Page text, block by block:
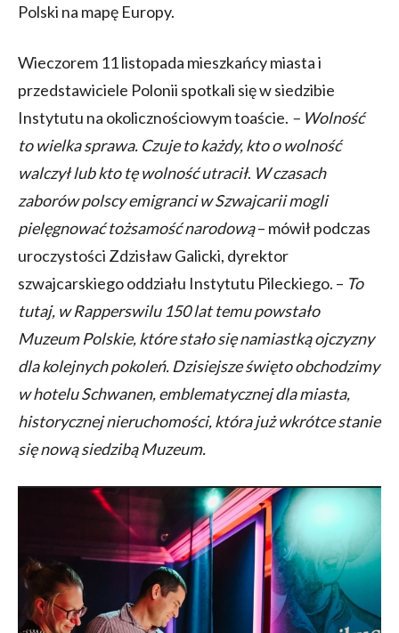
Polski na mapę Europy.
Wieczorem 11 listopada mieszkańcy miasta i
przedstawiciele Polonii spotkali się w siedzibie
Instytutu na okolicznościowym toaście. – Wolność
to wielka sprawa. Czuje to każdy, kto o wolność
walczył lub kto tę wolność utracił. W czasach
zaborów polscy emigranci w Szwajcarii mogli
pielęgnować tożsamość narodową– mówił podczas
uroczystości Zdzisław Galicki, dyrektor
szwajcarskiego oddziału Instytutu Pileckiego. – To
tutaj, w Rapperswilu 150 lat temu powstało
Muzeum Polskie, które stało się namiastką ojczyzny
dla kolejnych pokoleń. Dzisiejsze święto obchodzimy
w hotelu Schwanen, emblematycznej dla miasta,
historycznej nieruchomości, która już wkrótce stanie
się nową siedzibą Muzeum.